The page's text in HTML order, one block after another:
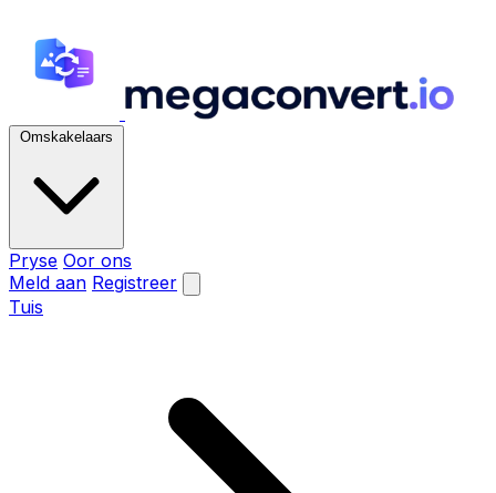
Omskakelaars
Pryse Oor ons
Meld aan Registreer
Tuis